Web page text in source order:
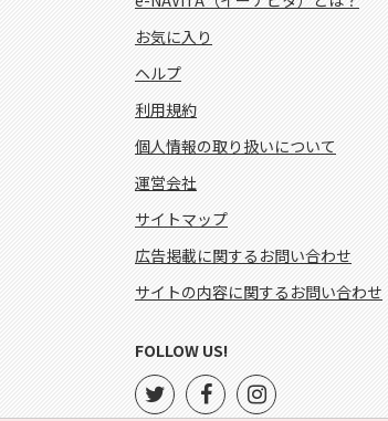
お気に入り
ヘルプ
利用規約
個人情報の取り扱いについて
運営会社
サイトマップ
広告掲載に関するお問い合わせ
サイトの内容に関するお問い合わせ
FOLLOW US!